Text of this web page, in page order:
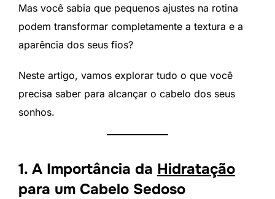
Mas você sabia que pequenos ajustes na rotina
podem transformar completamente a textura e a
aparência dos seus fios?
Neste artigo, vamos explorar tudo o que você
precisa saber para alcançar o cabelo dos seus
sonhos.
1. A Importância da Hidratação
para um Cabelo Sedoso